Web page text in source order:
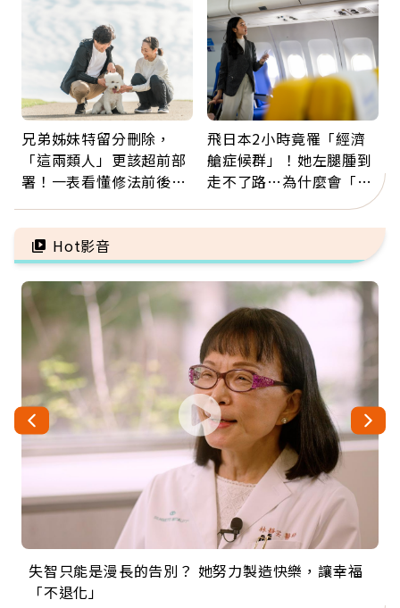
救
自由
兄弟姊妹特留分刪除，
「這兩類人」更該超前部
署！一表看懂修法前後差
更多
飛日本2小時竟罹「經濟
艙症候群」！她左腿腫到
走不了路…為什麼會「靜
脈血栓」？醫示警7種人
注意
Hot影音
失智只能是漫長的告別？ 她努力製造快樂，讓幸福
「不退化」
來自剛果的巧克力神父 為台灣奉獻36年 「台灣是我
的家，我連作夢都講台語！」
63歲卸矽谷副總、搬回台灣找快樂！「蛋黃哥小
丑」走進安養院，逗樂上萬爺奶：退休後才開始真
104歲打破金氏世界紀錄 成為全球最年長羽球選
手，分享長壽的秘密原來是「這個」
事業巔峰他選擇追夢…黑手阿伯拉小提琴還登上小
巨蛋！連CNN都大讚！